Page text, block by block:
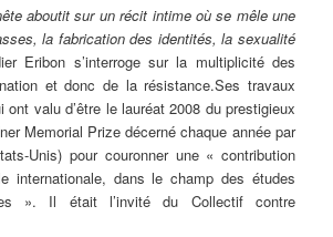
aboutit sur un récit intime où se mêle une
la fabrication des identités, la sexualité
Eribon s’interroge sur la multiplicité des
et donc de la résistance.Ses travaux
ont valu d’être le lauréat 2008 du prestigieux
Memorial Prize décerné chaque année par
Unis) pour couronner une « contribution
internationale, dans le champ des études
». Il était l’invité du Collectif contre